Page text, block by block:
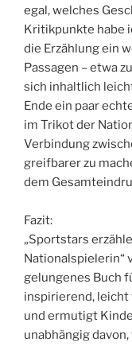
egal, welches
Kritikpunkte habe
die Erzählung ein
Passagen – etwa
sich inhaltlich
Ende ein paar
im Trikot der
Verbindung
greifbarer zu
dem
Fazit:
„Sportstars
Nationalspielerin“
gelungenes Buch
inspirierend, leicht
und ermutigt
unabhängig